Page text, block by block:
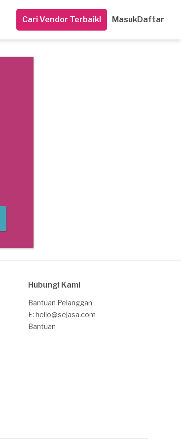
Cari Vendor Terbaik! MasukDaftar
Hubungi Kami
Bantuan Pelanggan
E: hello@sejasa.com
Bantuan